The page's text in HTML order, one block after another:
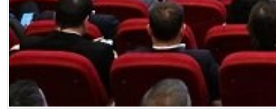
Twitter
Google Plus
© 2026 TÜM HAKLARI SAKLIDIR